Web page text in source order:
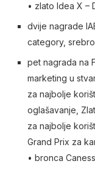
• zlato Idea X –
dvije nagrade
category,
pet nagrada na
marketing u
za najbolje
oglašavanje,
za najbolje
Grand Prix za
• bronca